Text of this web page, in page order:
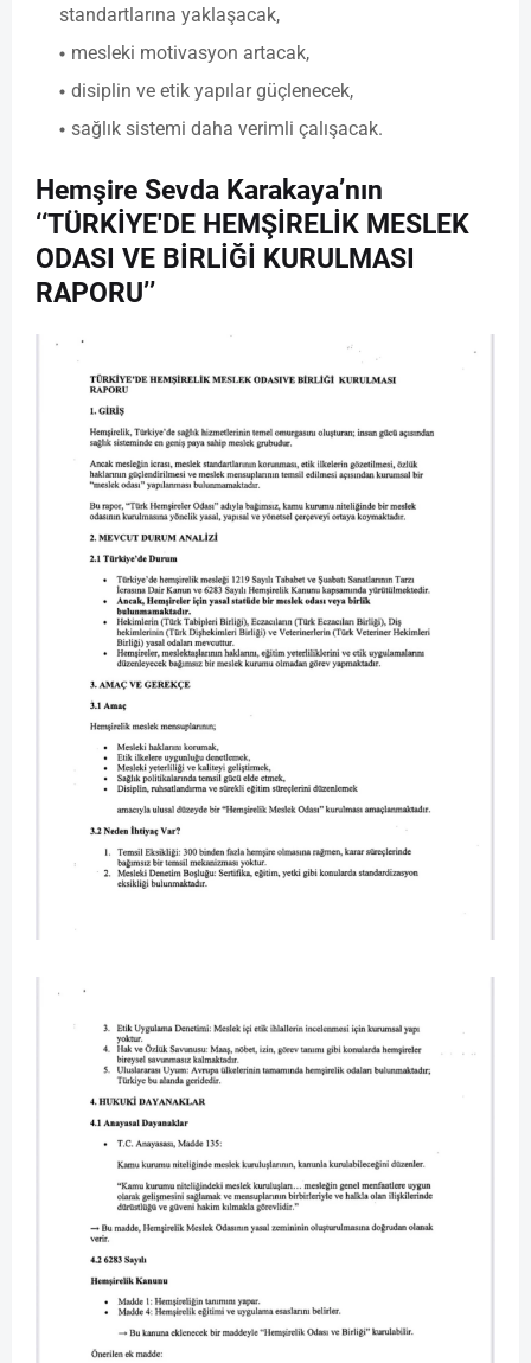
standartlarına yaklaşacak,
mesleki motivasyon artacak,
disiplin ve etik yapılar güçlenecek,
sağlık sistemi daha verimli çalışacak.
Hemşire Sevda Karakaya’nın
‘‘TÜRKİYE'DE HEMŞİRELİK MESLEK
ODASI VE BİRLİĞİ KURULMASI
RAPORU’’